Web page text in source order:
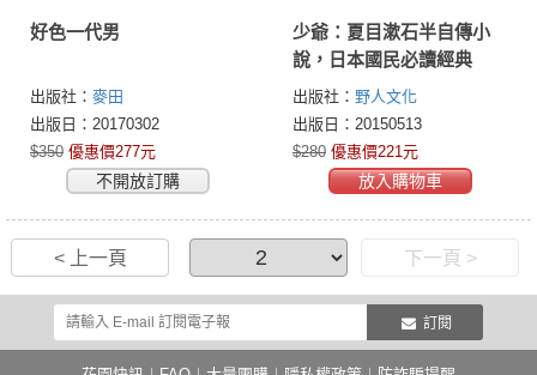
好色一代男
出版社： 麥田
出版日：20170302
$350 優惠價277元
不開放訂購
少爺：夏目漱石半自傳小
說，日本國民必讀經典
出版社： 野人文化
出版日：20150513
$280 優惠價221元
放入購物車
< 上一頁 下一頁 >
訂閱